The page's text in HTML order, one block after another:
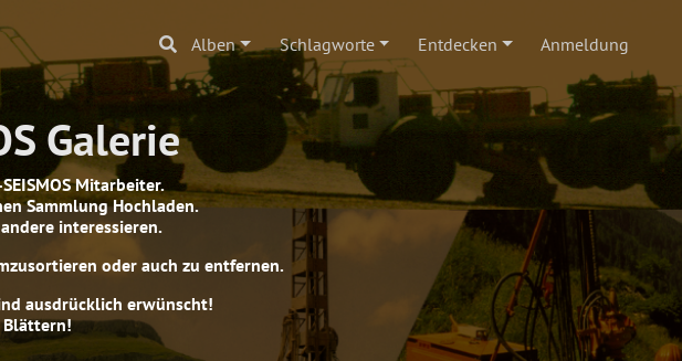
Alben Schlagworte Entdecken Anmeldung
Galerie
Mitarbeiter.
Sammlung Hochladen.
interessieren.
oder auch zu entfernen.
ausdrücklich erwünscht!
Blättern!